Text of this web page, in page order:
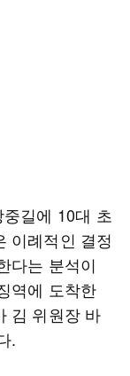
길에 10대 초
이례적인 결정
다는 분석이
역에 도착한
김 위원장 바
.